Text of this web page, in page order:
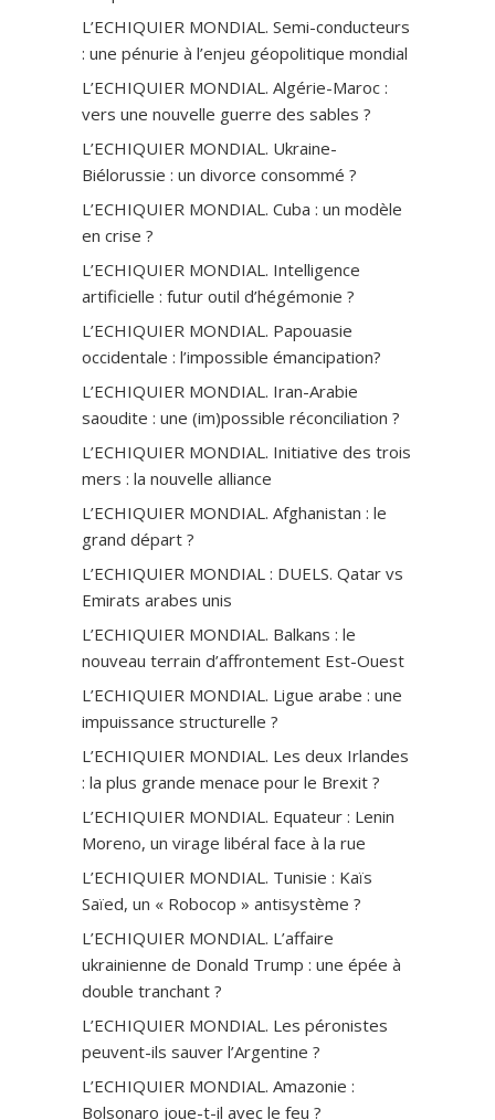
L’ECHIQUIER MONDIAL. Semi-conducteurs
: une pénurie à l’enjeu géopolitique mondial
L’ECHIQUIER MONDIAL. Algérie-Maroc :
vers une nouvelle guerre des sables ?
L’ECHIQUIER MONDIAL. Ukraine-
Biélorussie : un divorce consommé ?
L’ECHIQUIER MONDIAL. Cuba : un modèle
en crise ?
L’ECHIQUIER MONDIAL. Intelligence
artificielle : futur outil d’hégémonie ?
L’ECHIQUIER MONDIAL. Papouasie
occidentale : l’impossible émancipation?
L’ECHIQUIER MONDIAL. Iran-Arabie
saoudite : une (im)possible réconciliation ?
L’ECHIQUIER MONDIAL. Initiative des trois
mers : la nouvelle alliance
L’ECHIQUIER MONDIAL. Afghanistan : le
grand départ ?
L’ECHIQUIER MONDIAL : DUELS. Qatar vs
Emirats arabes unis
L’ECHIQUIER MONDIAL. Balkans : le
nouveau terrain d’affrontement Est-Ouest
L’ECHIQUIER MONDIAL. Ligue arabe : une
impuissance structurelle ?
L’ECHIQUIER MONDIAL. Les deux Irlandes
: la plus grande menace pour le Brexit ?
L’ECHIQUIER MONDIAL. Equateur : Lenin
Moreno, un virage libéral face à la rue
L’ECHIQUIER MONDIAL. Tunisie : Kaïs
Saïed, un « Robocop » antisystème ?
L’ECHIQUIER MONDIAL. L’affaire
ukrainienne de Donald Trump : une épée à
double tranchant ?
L’ECHIQUIER MONDIAL. Les péronistes
peuvent-ils sauver l’Argentine ?
L’ECHIQUIER MONDIAL. Amazonie :
Bolsonaro joue-t-il avec le feu ?